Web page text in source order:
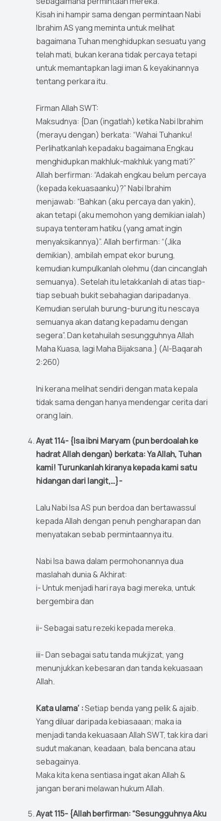
Kisah ini hampir sama dengan permintaan Nabi
Ibrahim AS yang meminta untuk melihat
bagaimana Tuhan menghidupkan sesuatu yang
telah mati, bukan kerana tidak percaya tetapi
untuk memantapkan lagi iman & keyakinannya
tentang perkara itu.
Firman Allah SWT:
Maksudnya: {Dan (ingatlah) ketika Nabi Ibrahim
(merayu dengan) berkata: “Wahai Tuhanku!
Perlihatkanlah kepadaku bagaimana Engkau
menghidupkan makhluk-makhluk yang mati?”
Allah berfirman: “Adakah engkau belum percaya
(kepada kekuasaanku)?” Nabi Ibrahim
menjawab: “Bahkan (aku percaya dan yakin),
akan tetapi (aku memohon yang demikian ialah)
supaya tenteram hatiku (yang amat ingin
menyaksikannya)”. Allah berfirman: “(Jika
demikian), ambilah empat ekor burung,
kemudian kumpulkanlah olehmu (dan cincanglah
semuanya). Setelah itu letakkanlah di atas tiap-
tiap sebuah bukit sebahagian daripadanya.
Kemudian serulah burung-burung itu nescaya
semuanya akan datang kepadamu dengan
segera”. Dan ketahuilah sesungguhnya Allah
Maha Kuasa, lagi Maha Bijaksana.} (Al-Baqarah
2:260)
Ini kerana melihat sendiri dengan mata kepala
tidak sama dengan hanya mendengar cerita dari
orang lain.
Ayat 114- {Isa ibni Maryam (pun berdoalah ke
hadrat Allah dengan) berkata: Ya Allah, Tuhan
kami! Turunkanlah kiranya kepada kami satu
hidangan dari langit,…}-
Lalu Nabi Isa AS pun berdoa dan bertawassul
kepada Allah dengan penuh pengharapan dan
menyatakan sebab permintaannya itu.
Nabi Isa bawa dalam permohonannya dua
maslahah dunia & Akhirat:
i- Untuk menjadi hari raya bagi mereka, untuk
bergembira dan
ii- Sebagai satu rezeki kepada mereka.
iii- Dan sebagai satu tanda mukjizat, yang
menunjukkan kebesaran dan tanda kekuasaan
Allah.
Kata ulama’ :Setiap benda yang pelik & ajaib.
Yang diluar daripada kebiasaaan; maka ia
menjadi tanda kekuasaan Allah SWT, tak kira dari
sudut makanan, keadaan, bala bencana atau
sebagainya.
Maka kita kena sentiasa ingat akan Allah &
jangan berani melawan hukum Allah.
Ayat 115- {Allah berfirman: “Sesungguhnya Aku